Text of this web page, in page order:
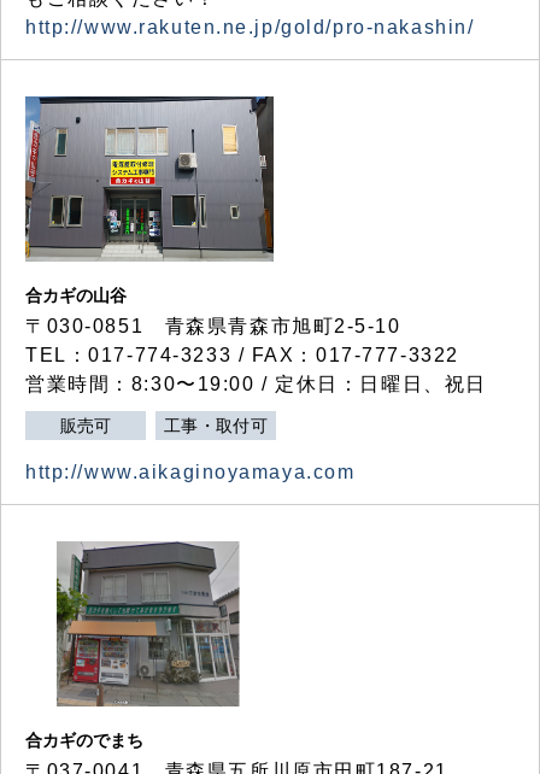
http://www.rakuten.ne.jp/gold/pro-nakashin/
合カギの山谷
〒030-0851 青森県青森市旭町2-5-10
TEL：017-774-3233 / FAX：017-777-3322
営業時間：8:30〜19:00 / 定休日：日曜日、祝日
販売可 工事・取付可
http://www.aikaginoyamaya.com
合カギのでまち